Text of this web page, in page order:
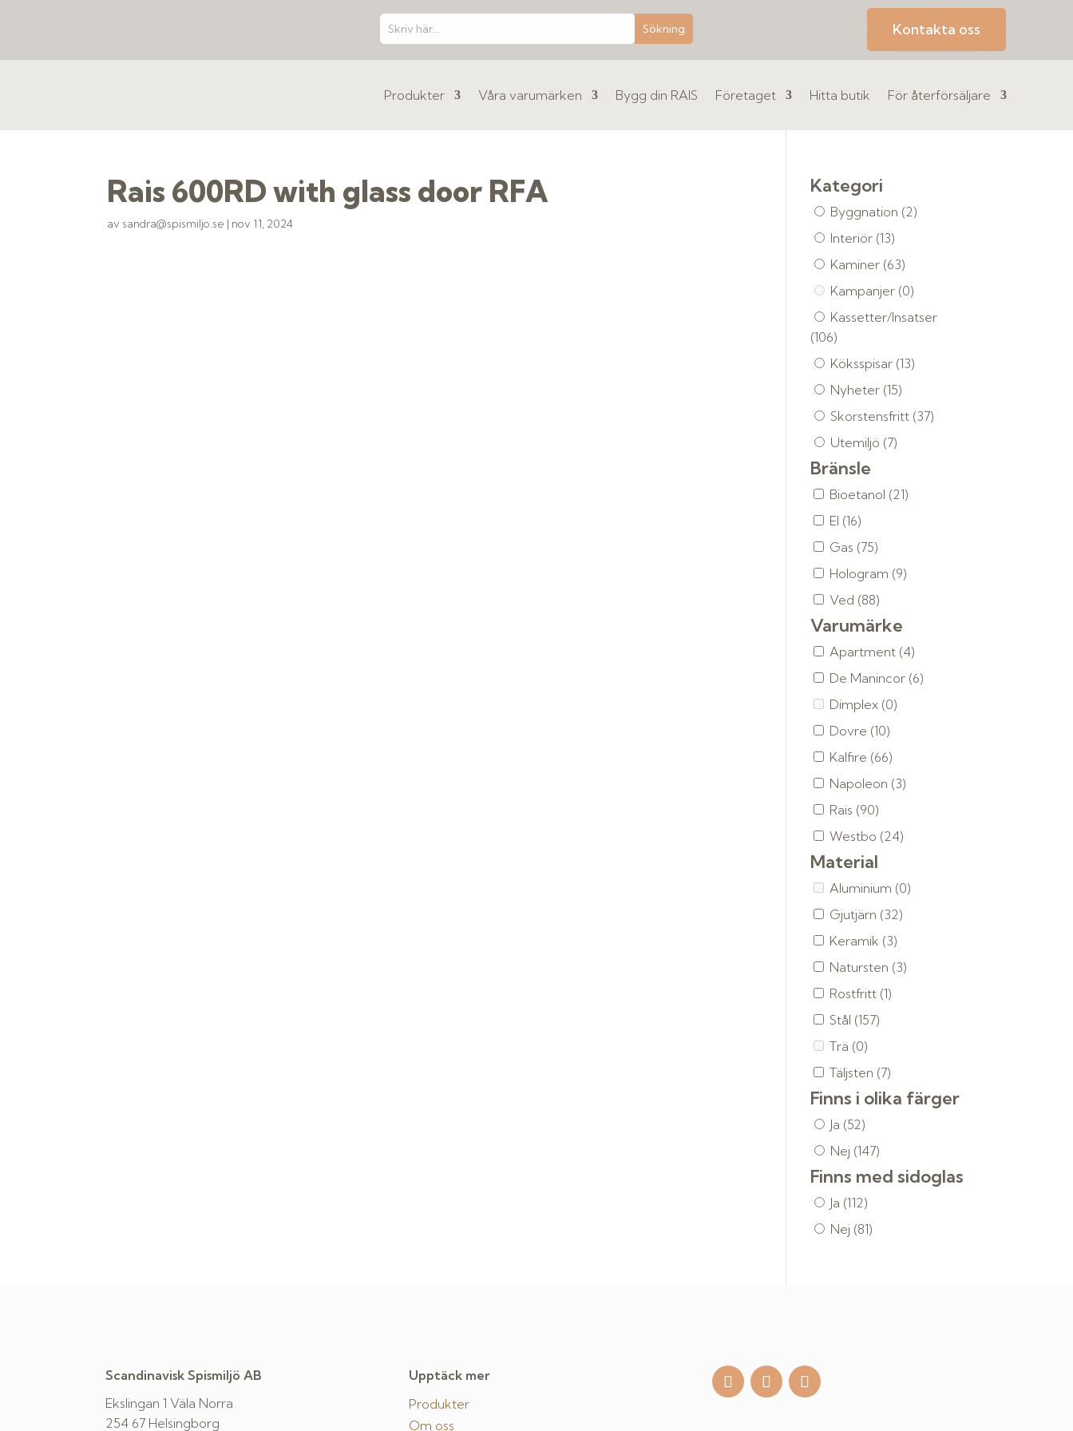
Kontakta oss
Produkter Våra varumärken Bygg din RAIS Företaget Hitta butik För återförsäljare
Rais 600RD with glass door RFA
av sandra@spismiljo.se | nov 11, 2024
Kategori
Byggnation (2)
Interiör (13)
Kaminer (63)
Kampanjer (0)
Kassetter/Insatser
(106)
Köksspisar (13)
Nyheter (15)
Skorstensfritt (37)
Utemiljö (7)
Bränsle
Bioetanol (21)
El (16)
Gas (75)
Hologram (9)
Ved (88)
Varumärke
Apartment (4)
De Manincor (6)
Dimplex (0)
Dovre (10)
Kalfire (66)
Napoleon (3)
Rais (90)
Westbo (24)
Material
Aluminium (0)
Gjutjärn (32)
Keramik (3)
Natursten (3)
Rostfritt (1)
Stål (157)
Trä (0)
Täljsten (7)
Finns i olika färger
Ja (52)
Nej (147)
Finns med sidoglas
Ja (112)
Nej (81)
Scandinavisk Spismiljö AB
Ekslingan 1 Väla Norra
254 67 Helsingborg
Upptäck mer
Produkter
Om oss